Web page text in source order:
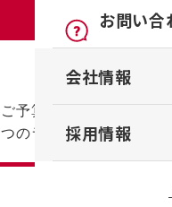
カタログ請求
日産カーライ
点検
車検立会い見
メンテプロパ
車内空間の商
公式LINEアカ
店舗ブログ
公式Youtube
コラム「クル
日産車と紡ぐ
お問い合
お問い合わせ
チャットサポ
会社情報
会社情報
企業理念
お客さまよ
採用情報
メリッ
予算で選
ご予算やおクルマの使用
つのラインナップをご用